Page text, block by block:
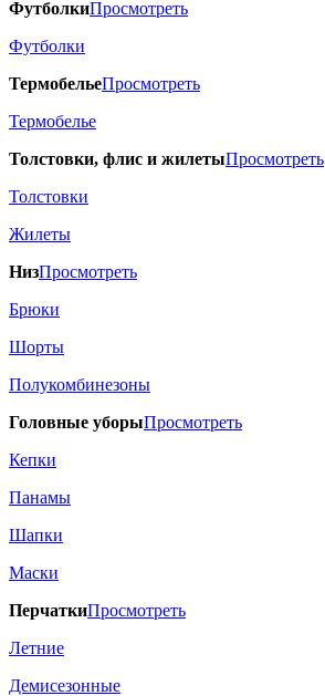
ФутболкиПросмотреть
Футболки
ТермобельеПросмотреть
Термобелье
Толстовки, флис и жилетыПросмотреть
Толстовки
Жилеты
НизПросмотреть
Брюки
Шорты
Полукомбинезоны
Головные уборыПросмотреть
Кепки
Панамы
Шапки
Маски
ПерчаткиПросмотреть
Летние
Демисезонные